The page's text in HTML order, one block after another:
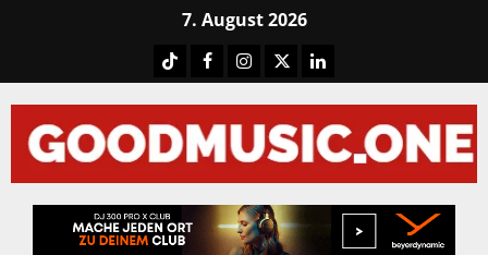
7. August 2026
TiktokFacebook
Instagram
X LinkedIN